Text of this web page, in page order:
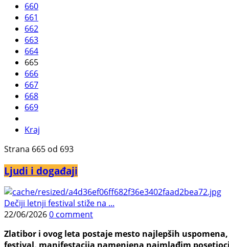
660
661
662
663
664
665
666
667
668
669
Kraj
Strana 665 od 693
Ljudi i događaji
Dečiji letnji festival stiže na ...
22/06/20260 comment
Zlatibor i ovog leta postaje mesto najlepših